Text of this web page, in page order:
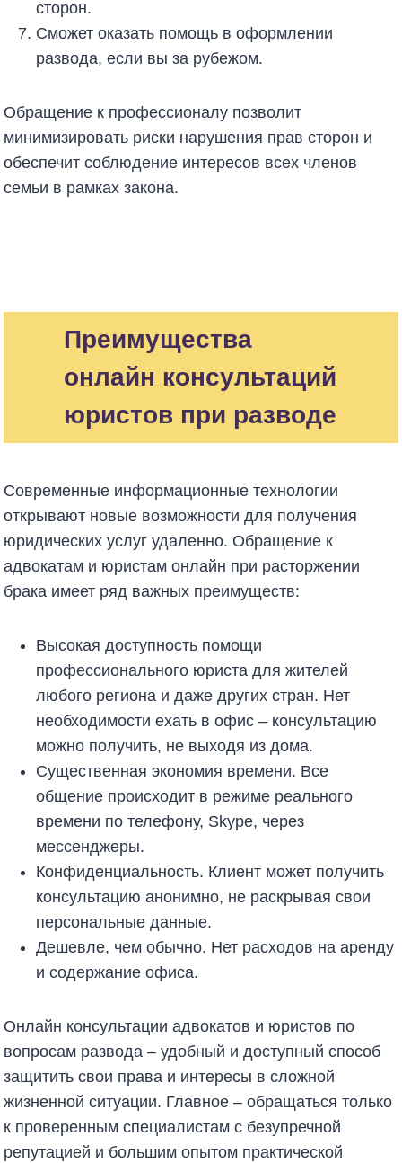
сторон.
Сможет оказать помощь в оформлении
развода, если вы за рубежом.
Обращение к профессионалу позволит
минимизировать риски нарушения прав сторон и
обеспечит соблюдение интересов всех членов
семьи в рамках закона.
Преимущества
онлайн консультаций
юристов при разводе
Современные информационные технологии
открывают новые возможности для получения
юридических услуг удаленно. Обращение к
адвокатам и юристам онлайн при расторжении
брака имеет ряд важных преимуществ:
Высокая доступность помощи
профессионального юриста для жителей
любого региона и даже других стран. Нет
необходимости ехать в офис – консультацию
можно получить, не выходя из дома.
Существенная экономия времени. Все
общение происходит в режиме реального
времени по телефону, Skype, через
мессенджеры.
Конфиденциальность. Клиент может получить
консультацию анонимно, не раскрывая свои
персональные данные.
Дешевле, чем обычно. Нет расходов на аренду
и содержание офиса.
Онлайн консультации адвокатов и юристов по
вопросам развода – удобный и доступный способ
защитить свои права и интересы в сложной
жизненной ситуации. Главное – обращаться только
к проверенным специалистам с безупречной
репутацией и большим опытом практической